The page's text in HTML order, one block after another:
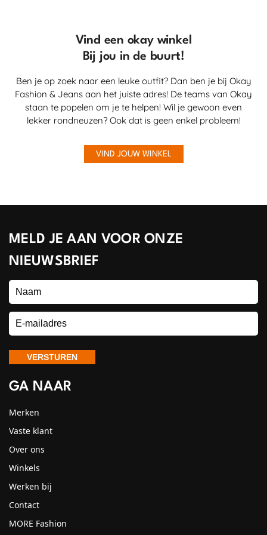
Vind een okay winkel
Bij jou in de buurt!
Ben je op zoek naar een leuke outfit? Dan ben je bij Okay
Fashion & Jeans aan het juiste adres! De teams van Okay
staan te popelen om je te helpen! Wil je gewoon even
lekker rondneuzen? Ook dat is geen enkel probleem!
VIND JOUW WINKEL
MELD JE AAN VOOR ONZE
NIEUWSBRIEF
GA NAAR
Merken
Vaste klant
Over ons
Winkels
Werken bij
Contact
MORE Fashion